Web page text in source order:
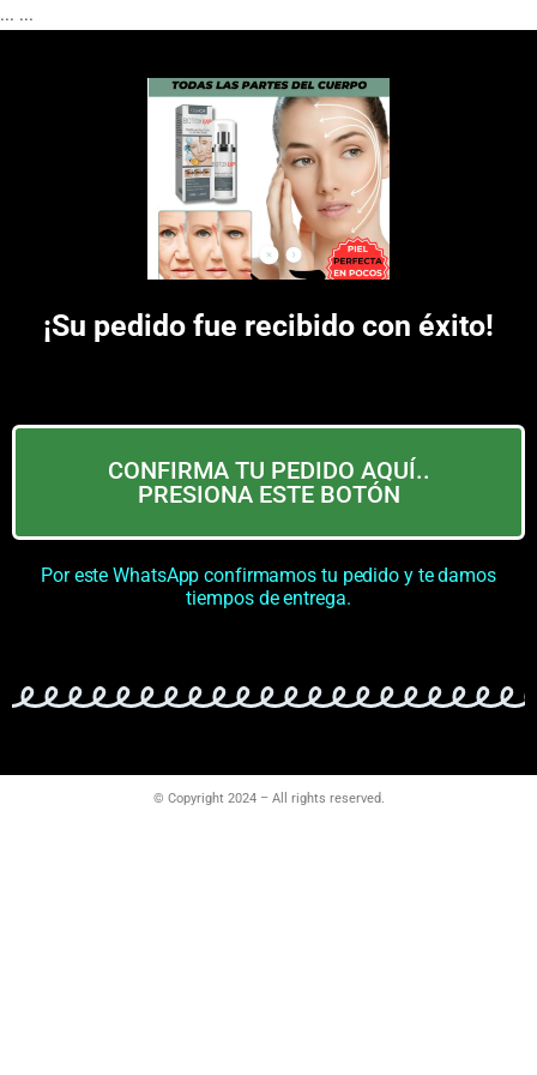
... ...
¡Su pedido fue recibido con éxito!
CONFIRMA TU PEDIDO AQUÍ..
PRESIONA ESTE BOTÓN
Por este WhatsApp confirmamos tu pedido y te damos
tiempos de entrega.
© Copyright 2024 – All rights reserved.